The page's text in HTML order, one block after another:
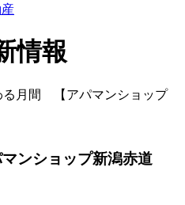
情報
る月間 【アパマンショップ
ンショップ新潟赤道